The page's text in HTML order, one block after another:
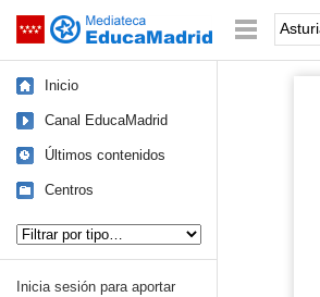
Saltar navegación
Inicio
Canal EducaMadrid
Últimos contenidos
Centros
Inicia sesión para aportar